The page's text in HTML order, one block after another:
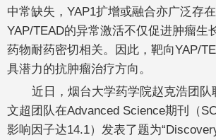
中常缺失， YAP1扩增或融合亦广泛存在
YAP/TEAD的异常激活不仅促进肿瘤生
药物耐药密切相关。因此，靶向YAP/
具潜力的抗肿瘤治疗方向。
近日，烟台大学药学院赵克浩团
文超团队在Advanced Science期刊（
影响因子达14.1）发表了题为“